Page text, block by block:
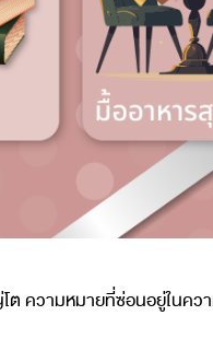
ต ความหมายที่ซ่อนอยู่ในคว